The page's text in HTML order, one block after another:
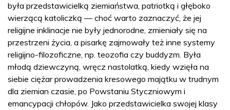
była przedstawicielką ziemiaństwa, patriotką i głęboko
wierzącą katoliczką — choć warto zaznaczyć, że jej
religijne inklinacje nie były jednorodne, zmieniały się na
przestrzeni życia, a pisarkę zajmowały też inne systemy
religijno-filozoficzne, np. teozofia czy buddyzm. Była
młodą dziewczyną, wręcz nastolatką, kiedy wzięła na
siebie ciężar prowadzenia kresowego majątku w trudnym
dla ziemian czasie, po Powstaniu Styczniowym i
emancypacji chłopów. Jako przedstawicielka swojej klasy